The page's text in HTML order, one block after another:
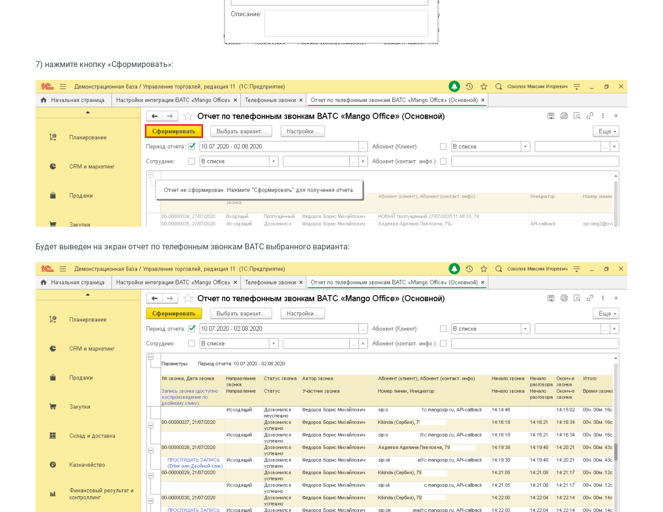
7) нажмите кнопку «Сформировать»:
Будет выведен на экран отчет по телефонным звонкам ВАТС выбранного варианта: